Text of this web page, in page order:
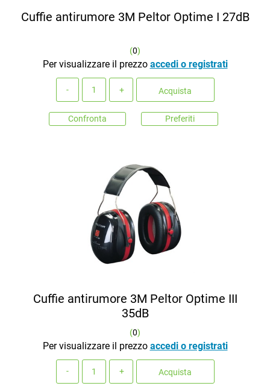
Cuffie antirumore 3M Peltor Optime I 27dB
(0)
Per visualizzare il prezzo accedi o registrati
Acquista
Confronta Preferiti
Cuffie antirumore 3M Peltor Optime III
35dB
(0)
Per visualizzare il prezzo accedi o registrati
Acquista